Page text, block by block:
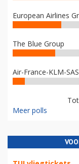
European Airlines
The Blue Group
Air-France-KLM-
Meer polls